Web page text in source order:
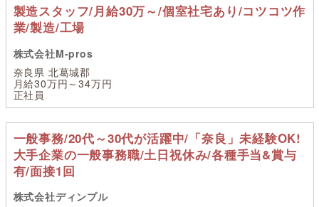
製造スタッフ/月給30万～/個室社宅あり/コツコツ作
業/製造/工場
株式会社M-pros
奈良県 北葛城郡
月給30万円～34万円
正社員
一般事務/20代～30代が活躍中/「奈良」未経験OK!
大手企業の一般事務職/土日祝休み/各種手当&賞与
有/面接1回
株式会社ディンプル